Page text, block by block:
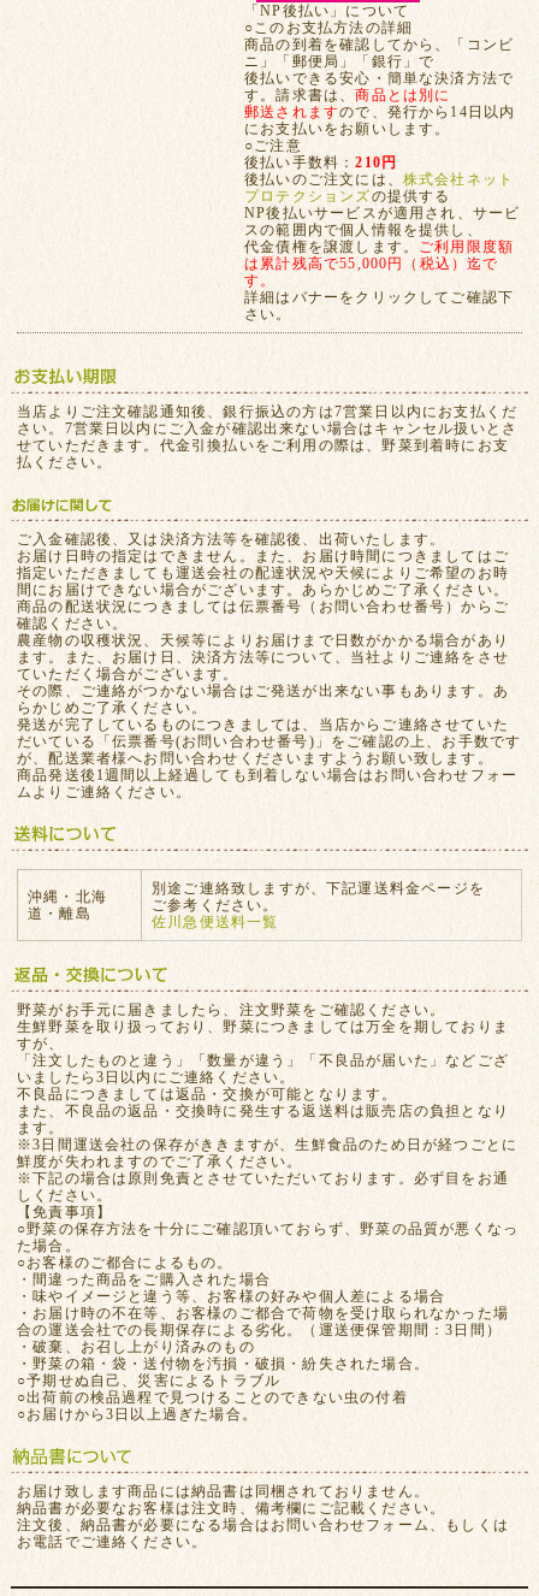
「NP後払い」について
○このお支払方法の詳細
商品の到着を確認してから、「コンビ
ニ」「郵便局」「銀行」で
後払いできる安心・簡単な決済方法で
す。請求書は、商品とは別に
郵送されますので、発行から14日以内
にお支払いをお願いします。
○ご注意
後払い手数料：210円
後払いのご注文には、 株式会社ネット
プロテクションズの提供する
NP後払いサービスが適用され、サービ
スの範囲内で個人情報を提供し、
代金債権を譲渡します。 ご利用限度額
は累計残高で55,000円（税込）迄で
す。
詳細はバナーをクリックしてご確認下
さい。
当店よりご注文確認通知後、銀行振込の方は7営業日以内にお支払くだ
さい。7営業日以内にご入金が確認出来ない場合はキャンセル扱いとさ
せていただきます。代金引換払いをご利用の際は、野菜到着時にお支
払ください。
ご入金確認後、又は決済方法等を確認後、出荷いたします。
お届け日時の指定はできません。また、お届け時間につきましてはご
指定いただきましても運送会社の配達状況や天候によりご希望のお時
間にお届けできない場合がございます。あらかじめご了承ください。
商品の配送状況につきましては伝票番号（お問い合わせ番号）からご
確認ください。
農産物の収穫状況、天候等によりお届けまで日数がかかる場合があり
ます。また、お届け日、決済方法等について、当社よりご連絡をさせ
ていただく場合がございます。
その際、ご連絡がつかない場合はご発送が出来ない事もあります。あ
らかじめご了承ください。
発送が完了しているものにつきましては、当店からご連絡させていた
だいている「伝票番号(お問い合わせ番号)」をご確認の上、お手数です
が、配送業者様へお問い合わせくださいますようお願い致します。
商品発送後1週間以上経過しても到着しない場合はお問い合わせフォー
ムよりご連絡ください。
沖縄・北海
道・離島
別途ご連絡致しますが、下記運送料金ページを
ご参考ください。
佐川急便送料一覧
野菜がお手元に届きましたら、注文野菜をご確認ください。
生鮮野菜を取り扱っており、野菜につきましては万全を期しておりま
すが、
「注文したものと違う」「数量が違う」「不良品が届いた」などござ
いましたら3日以内にご連絡ください。
不良品につきましては返品・交換が可能となります。
また、不良品の返品・交換時に発生する返送料は販売店の負担となり
ます。
※3日間運送会社の保存がききますが、生鮮食品のため日が経つごとに
鮮度が失われますのでご了承ください。
※下記の場合は原則免責とさせていただいております。必ず目をお通
しください。
【免責事項】
○野菜の保存方法を十分にご確認頂いておらず、野菜の品質が悪くなっ
た場合。
○お客様のご都合によるもの。
・間違った商品をご購入された場合
・味やイメージと違う等、お客様の好みや個人差による場合
・お届け時の不在等、お客様のご都合で荷物を受け取られなかった場
合の運送会社での長期保存による劣化。（運送便保管期間：3日間）
・破棄、お召し上がり済みのもの
・野菜の箱・袋・送付物を汚損・破損・紛失された場合。
○予期せぬ自己、災害によるトラブル
○出荷前の検品過程で見つけることのできない虫の付着
○お届けから3日以上過ぎた場合。
お届け致します商品には納品書は同梱されておりません。
納品書が必要なお客様は注文時、備考欄にご記載ください。
注文後、納品書が必要になる場合はお問い合わせフォーム、もしくは
お電話でご連絡ください。